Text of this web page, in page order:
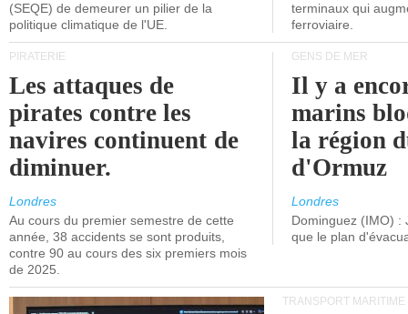
(SEQE) de demeurer un pilier de la
politique climatique de l'UE.
terminaux qui
ferroviaire.
PIRATERIE
Les attaques de
pirates contre les
navires continuent de
diminuer.
Londres
Au cours du premier semestre de cette
année, 38 accidents se sont produits,
contre 90 au cours des six premiers mois
de 2025.
GENS DE MER
Il y a
marins
la région
d'Ormuz
Londres
Dominguez (IMO) :
que le plan
TRANSPORT MARITIME